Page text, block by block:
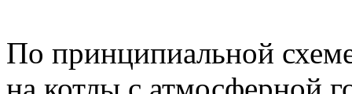
По принципиальной